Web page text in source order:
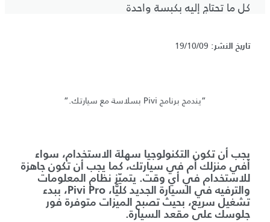
كل ما تحتاج إليه بكبسة واحدة
تاريخ النشر:
”يندمج برنامج Pivi بسلاسة مع سيارتك.”
يجب أن تكون التكنولوجيا سهلة الاستخدام، سواء
أفي منزلك أم في سيارتك، كما يجب أن تكون جاهزة
للاستخدام في أي وقت. يتميّز نظام المعلومات
والترفيه في السيارة الجديد كليًّا، Pivi Pro، ببدء
تشغيل سريع، بحيث تصبح الميزات متوفرة فور
جلوسك على مقعد السيارة.